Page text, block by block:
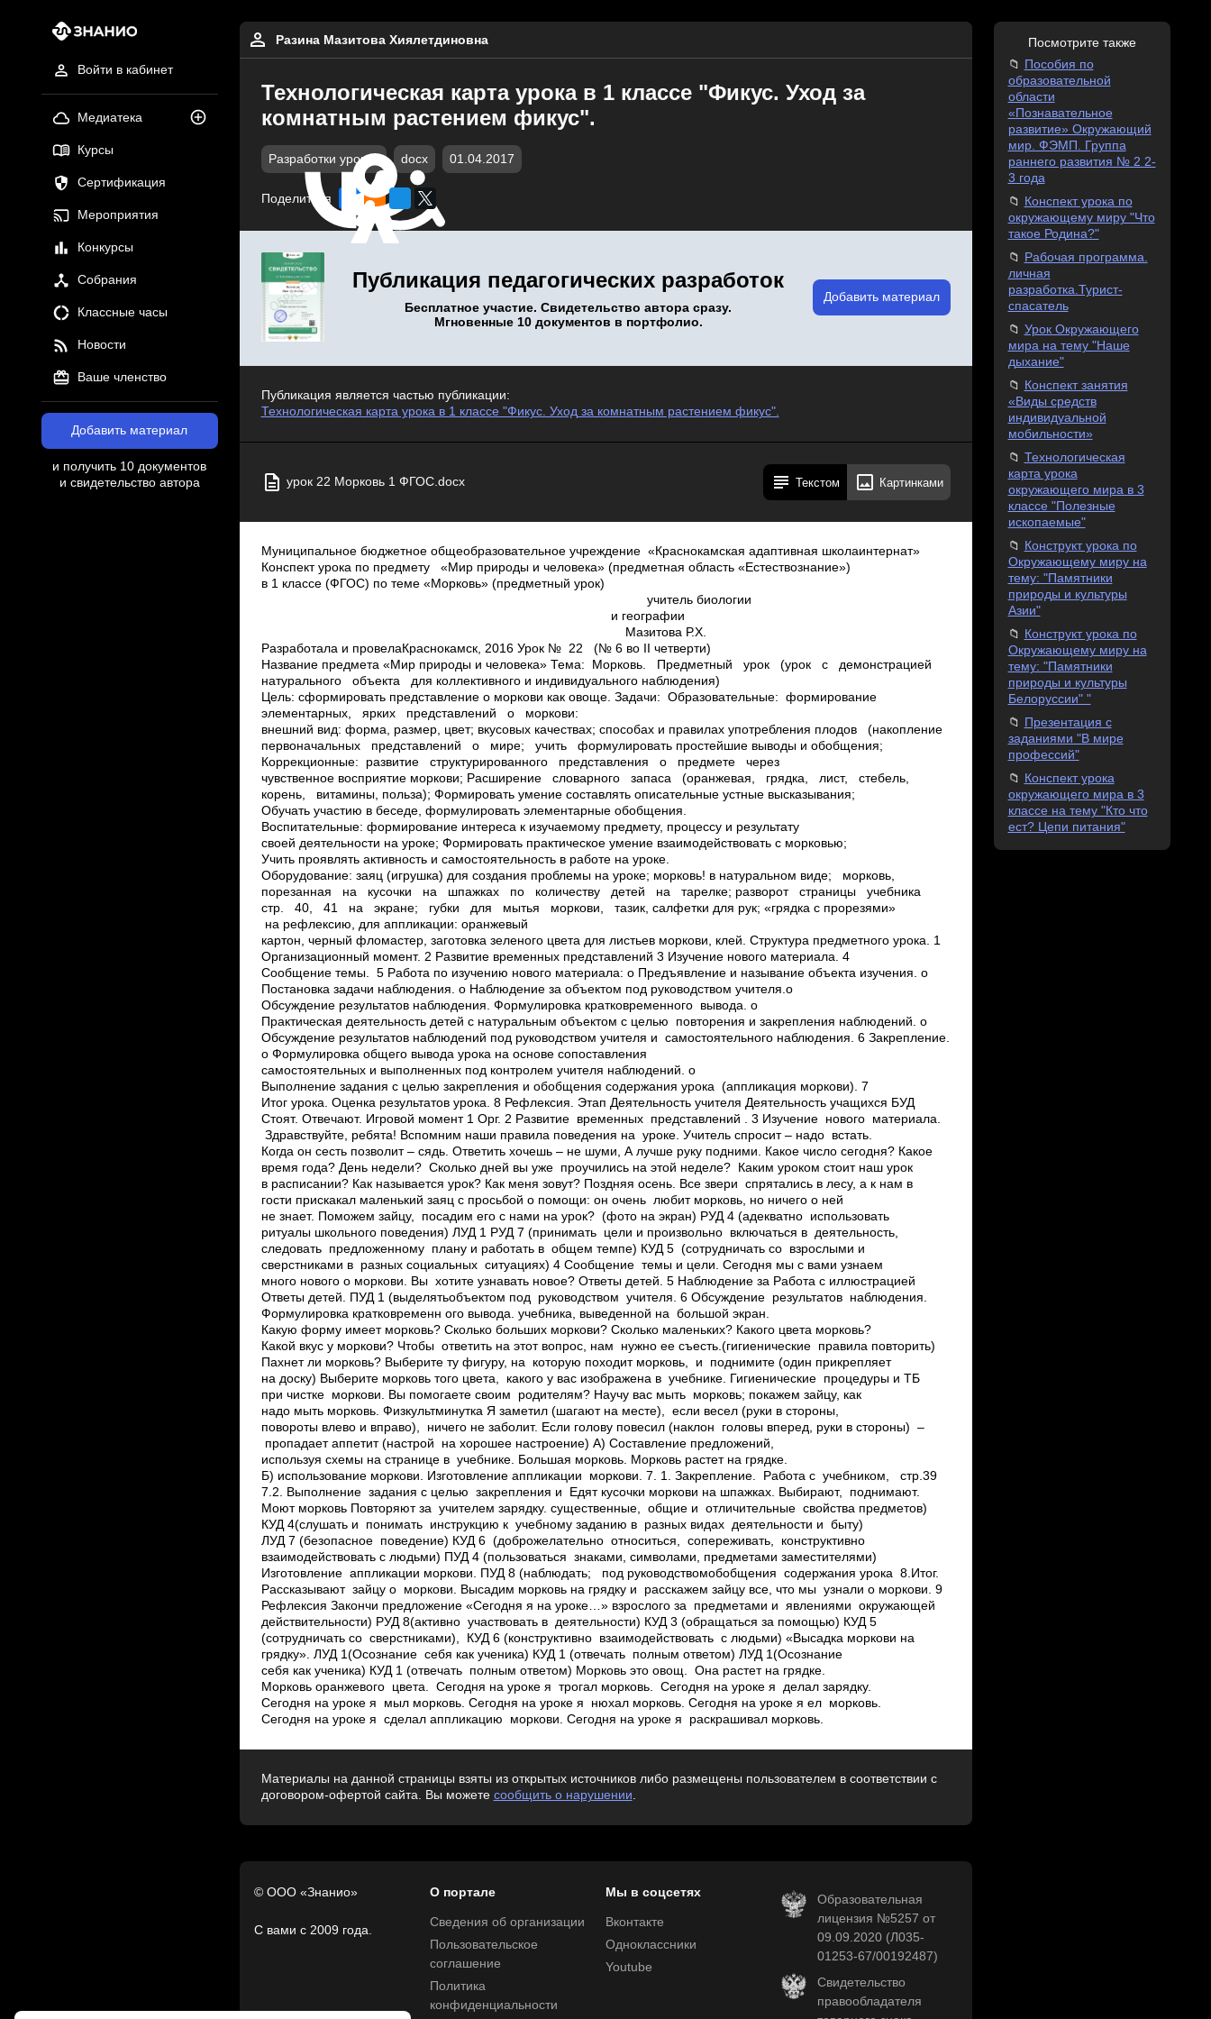
Войти в кабинет
Медиатека
Курсы
Сертификация
Мероприятия
Конкурсы
Собрания
Классные часы
Новости
Ваше членство
Добавить материал
и получить 10 документов
и свидетельство автора
Разина Мазитова Хиялетдиновна
Технологическая карта урока в 1 классе "Фикус. Уход за
комнатным растением фикус".
Разработки уроков docx 01.04.2017
Поделиться
Публикация педагогических разработок
Бесплатное участие. Свидетельство автора сразу.
Мгновенные 10 документов в портфолио.
Добавить материал
Публикация является частью публикации:
Технологическая карта урока в 1 классе "Фикус. Уход за комнатным растением фикус".
урок 22 Морковь 1 ФГОС.docx Текстом Картинками
Муниципальное бюджетное общеобразовательное учреждение «Краснокамская адаптивная школа­интернат»
Конспект урока по предмету «Мир природы и человека» (предметная область «Естествознание»)
в 1 классе (ФГОС) по теме «Морковь» (предметный урок)
учитель биологии
и географии
Мазитова Р.Х.
Разработала и провелаКраснокамск, 2016 Урок № 22 (№ 6 во II четверти)
Название предмета «Мир природы и человека» Тема: Морковь. Предметный урок (урок с демонстрацией
натурального объекта для коллективного и индивидуального наблюдения)
Цель: сформировать представление о моркови как овоще. Задачи: Образовательные: формирование
элементарных, ярких представлений о моркови:
внешний вид: форма, размер, цвет; вкусовых качествах; способах и правилах употребления плодов (накопление
первоначальных представлений о мире; учить формулировать простейшие выводы и обобщения;
Коррекционные: развитие структурированного представления о предмете через
чувственное восприятие моркови; Расширение словарного запаса (оранжевая, грядка, лист, стебель,
корень, витамины, польза); Формировать умение составлять описательные устные высказывания;
Обучать участию в беседе, формулировать элементарные обобщения.
Воспитательные: формирование интереса к изучаемому предмету, процессу и результату
своей деятельности на уроке; Формировать практическое умение взаимодействовать с морковью;
Учить проявлять активность и самостоятельность в работе на уроке.
Оборудование: заяц (игрушка) для создания проблемы на уроке; морковь! в натуральном виде; морковь,
порезанная на кусочки на шпажках по количеству детей на тарелке; разворот страницы учебника
стр. 40, 41 на экране; губки для мытья моркови, тазик, салфетки для рук; «грядка с прорезями»
на рефлексию, для аппликации: оранжевый
картон, черный фломастер, заготовка зеленого цвета для листьев моркови, клей. Структура предметного урока. 1
Организационный момент. 2 Развитие временных представлений 3 Изучение нового материала. 4
Сообщение темы. 5 Работа по изучению нового материала: o Предъявление и называние объекта изучения. o
Постановка задачи наблюдения. o Наблюдение за объектом под руководством учителя.o
Обсуждение результатов наблюдения. Формулировка кратковременного вывода. o
Практическая деятельность детей с натуральным объектом с целью повторения и закрепления наблюдений. o
Обсуждение результатов наблюдений под руководством учителя и самостоятельного наблюдения. 6 Закрепление.
o Формулировка общего вывода урока на основе сопоставления
самостоятельных и выполненных под контролем учителя наблюдений. o
Выполнение задания с целью закрепления и обобщения содержания урока (аппликация моркови). 7
Итог урока. Оценка результатов урока. 8 Рефлексия. Этап Деятельность учителя Деятельность учащихся БУД
Стоят. Отвечают. Игровой момент 1 Орг. 2 Развитие временных представлений . 3 Изучение нового материала.
Здравствуйте, ребята! Вспомним наши правила поведения на уроке. Учитель спросит – надо встать.
Когда он сесть позволит – сядь. Ответить хочешь – не шуми, А лучше руку подними. Какое число сегодня? Какое
время года? День недели? Сколько дней вы уже проучились на этой неделе? Каким уроком стоит наш урок
в расписании? Как называется урок? Как меня зовут? Поздняя осень. Все звери спрятались в лесу, а к нам в
гости прискакал маленький заяц с просьбой о помощи: он очень любит морковь, но ничего о ней
не знает. Поможем зайцу, посадим его с нами на урок? (фото на экран) РУД 4 (адекватно использовать
ритуалы школьного поведения) ЛУД 1 РУД 7 (принимать цели и произвольно включаться в деятельность,
следовать предложенному плану и работать в общем темпе) КУД 5 (сотрудничать со взрослыми и
сверстниками в разных социальных ситуациях) 4 Сообщение темы и цели. Сегодня мы с вами узнаем
много нового о моркови. Вы хотите узнавать новое? Ответы детей. 5 Наблюдение за Работа с иллюстрацией
Ответы детей. ПУД 1 (выделятьобъектом под руководством учителя. 6 Обсуждение результатов наблюдения.
Формулировка кратковременн ого вывода. учебника, выведенной на большой экран.
Какую форму имеет морковь? Сколько больших моркови? Сколько маленьких? Какого цвета морковь?
Какой вкус у моркови? Чтобы ответить на этот вопрос, нам нужно ее съесть.(гигиенические правила повторить)
Пахнет ли морковь? Выберите ту фигуру, на которую походит морковь, и поднимите (один прикрепляет
на доску) Выберите морковь того цвета, какого у вас изображена в учебнике. Гигиенические процедуры и ТБ
при чистке моркови. Вы помогаете своим родителям? Научу вас мыть морковь; покажем зайцу, как
надо мыть морковь. Физкультминутка Я заметил (шагают на месте), если весел (руки в стороны,
повороты влево и вправо), ничего не заболит. Если голову повесил (наклон головы вперед, руки в стороны) –
пропадает аппетит (настрой на хорошее настроение) А) Составление предложений,
используя схемы на странице в учебнике. Большая морковь. Морковь растет на грядке.
Б) использование моркови. Изготовление аппликации моркови. 7. 1. Закрепление. Работа с учебником, стр.39
7.2. Выполнение задания с целью закрепления и Едят кусочки моркови на шпажках. Выбирают, поднимают.
Моют морковь Повторяют за учителем зарядку. существенные, общие и отличительные свойства предметов)
КУД 4(слушать и понимать инструкцию к учебному заданию в разных видах деятельности и быту)
ЛУД 7 (безопасное поведение) КУД 6 (доброжелательно относиться, сопереживать, конструктивно
взаимодействовать с людьми) ПУД 4 (пользоваться знаками, символами, предметами­ заместителями)
Изготовление аппликации моркови. ПУД 8 (наблюдать; ­ под руководствомобобщения содержания урока 8.Итог.
Рассказывают зайцу о моркови. Высадим морковь на грядку и расскажем зайцу все, что мы узнали о моркови. 9
Рефлексия Закончи предложение «Сегодня я на уроке…» взрослого за предметами и явлениями окружающей
действительности) РУД 8(активно участвовать в деятельности) КУД 3 (обращаться за помощью) КУД 5
(сотрудничать со сверстниками), КУД 6 (конструктивно взаимодействовать с людьми) «Высадка моркови на
грядку». ЛУД 1(Осознание себя как ученика) КУД 1 (отвечать полным ответом) ЛУД 1(Осознание
себя как ученика) КУД 1 (отвечать полным ответом) Морковь это овощ. Она растет на грядке.
Морковь оранжевого цвета. Сегодня на уроке я трогал морковь. Сегодня на уроке я делал зарядку.
Сегодня на уроке я мыл морковь. Сегодня на уроке я нюхал морковь. Сегодня на уроке я ел морковь.
Сегодня на уроке я сделал аппликацию моркови. Сегодня на уроке я раскрашивал морковь.
Материалы на данной страницы взяты из открытых источников либо размещены пользователем в соответствии с
договором-офертой сайта. Вы можете сообщить о нарушении.
© ООО «Знанио»
С вами с 2009 года.
О портале
Сведения об организации
Пользовательское
соглашение
Политика
конфиденциальности
Мы в соцсетях
Вконтакте
Одноклассники
Youtube
Образовательная
лицензия №5257 от
09.09.2020 (Л035-
01253-67/00192487)
Свидетельство
правообладателя
Посмотрите также
Пособия по
образовательной
области
«Познавательное
развитие» Окружающий
мир. ФЭМП. Группа
раннего развития № 2 2-
3 года
Конспект урока по
окружающему миру "Что
такое Родина?"
Рабочая программа.
личная
разработка.Турист-
спасатель
Урок Окружающего
мира на тему "Наше
дыхание"
Конспект занятия
«Виды средств
индивидуальной
мобильности»
Технологическая
карта урока
окружающего мира в 3
классе "Полезные
ископаемые"
Конструкт урока по
Окружающему миру на
тему: "Памятники
природы и культуры
Азии"
Конструкт урока по
Окружающему миру на
тему: "Памятники
природы и культуры
Белоруссии" "
Презентация с
заданиями "В мире
профессий"
Конспект урока
окружающего мира в 3
классе на тему "Кто что
ест? Цепи питания"